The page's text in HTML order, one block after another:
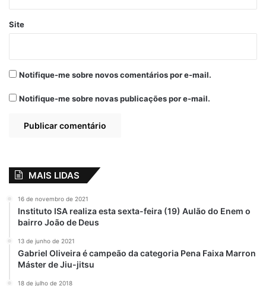
Site
Notifique-me sobre novos comentários por e-mail.
Notifique-me sobre novas publicações por e-mail.
MAIS LIDAS
16 de novembro de 2021
Instituto ISA realiza esta sexta-feira (19) Aulão do Enem o
bairro João de Deus
13 de junho de 2021
Gabriel Oliveira é campeão da categoria Pena Faixa Marron
Máster de Jiu-jitsu
18 de julho de 2018